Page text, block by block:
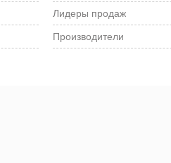
Лидеры продаж
Производители